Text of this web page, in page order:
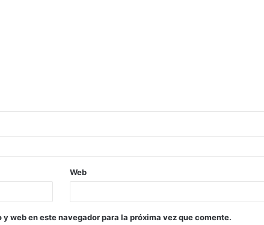
Web
web en este navegador para la próxima vez que comente.